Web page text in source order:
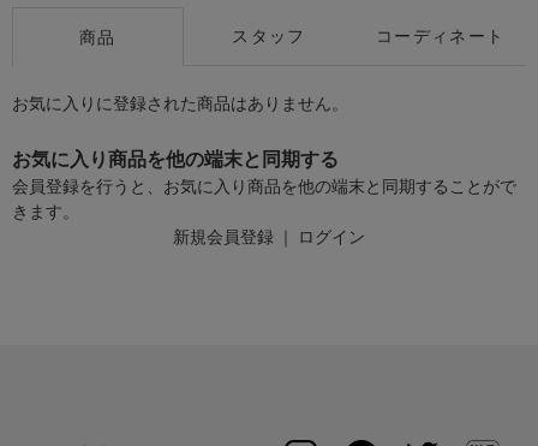
商品 スタッフ コーディネート
お気に入りに登録された商品はありません。
お気に入り商品を他の端末と同期する
会員登録を行うと、お気に入り商品を他の端末と同期することがで
きます。
新規会員登録 ｜ ログイン